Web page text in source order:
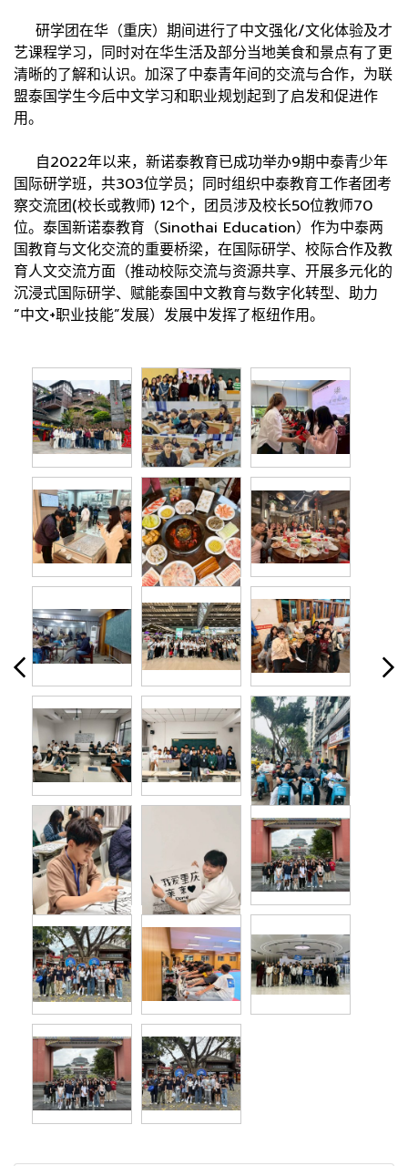
研学团在华（重庆）期间进行了中文强化/文化体验及才
艺课程学习，同时对在华生活及部分当地美食和景点有了更
清晰的了解和认识。加深了中泰青年间的交流与合作，为联
盟泰国学生今后中文学习和职业规划起到了启发和促进作
用。
自2022年以来，新诺泰教育已成功举办9期中泰青少年
国际研学班，共303位学员；同时组织中泰教育工作者团考
察交流团(校长或教师) 12个，团员涉及校长50位教师70
位。泰国新诺泰教育（Sinothai Education）作为中泰两
国教育与文化交流的重要桥梁，在国际研学、校际合作及教
育人文交流方面（推动校际交流与资源共享、开展多元化的
沉浸式国际研学、赋能泰国中文教育与数字化转型、助力
“中文+职业技能”发展）发展中发挥了枢纽作用。